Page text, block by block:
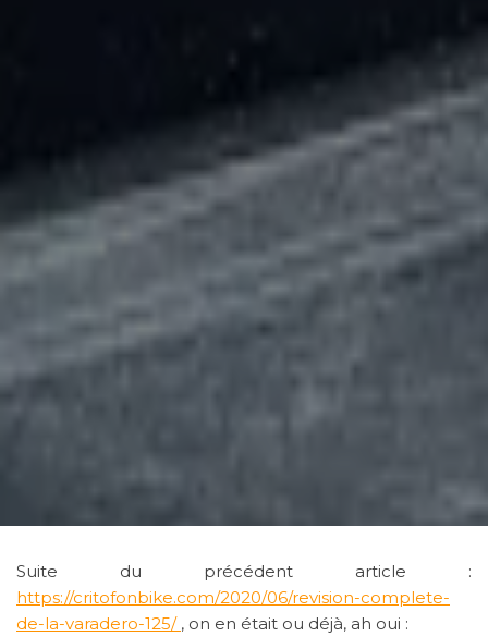
Suite du précédent article :
https://critofonbike.com/2020/06/revision-complete-
de-la-varadero-125/ , on en était ou déjà, ah oui :